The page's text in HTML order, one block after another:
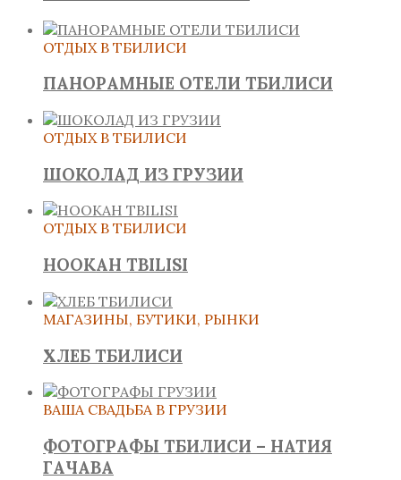
ОТДЫХ В ТБИЛИСИ
ПАНОРАМНЫЕ ОТЕЛИ ТБИЛИСИ
ОТДЫХ В ТБИЛИСИ
ШОКОЛАД ИЗ ГРУЗИИ
ОТДЫХ В ТБИЛИСИ
HOOKAH TBILISI
МАГАЗИНЫ, БУТИКИ, РЫНКИ
ХЛЕБ ТБИЛИСИ
ВАША СВАДЬБА В ГРУЗИИ
ФОТОГРАФЫ ТБИЛИСИ – НАТИЯ
ГАЧАВА